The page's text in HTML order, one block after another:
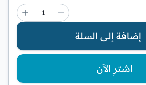
إضافة إلى السلة
اشترِ الآن